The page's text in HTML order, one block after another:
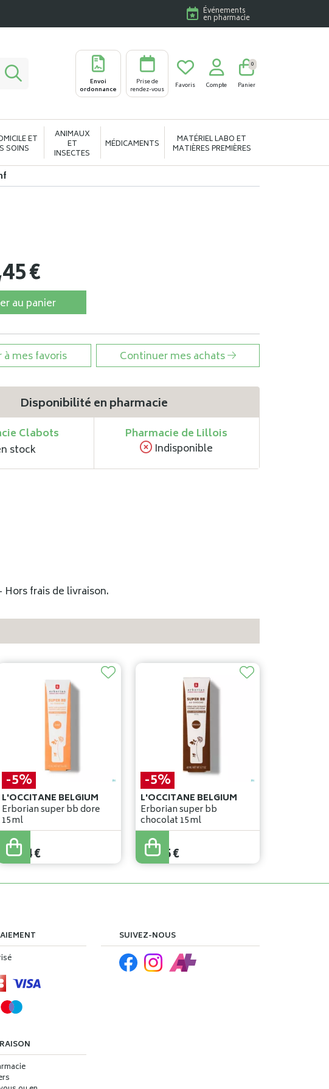
Événements
en pharmacie
Envoi
ordonnance
Prise de
rendez-vous
Favoris Compte Panier
0
ET
SOINS
ANIMAUX
ET
INSECTES
MÉDICAMENTS MATÉRIEL LABO ET
MATIÈRES PREMIÈRES
45€
au panier
mes favoris Continuer mes achats
Disponibilité en pharmacie
Clabots
stock
Pharmacie de Lillois
Indisponible
frais de livraison.
-5%
L'OCCITANE BELGIUM
Erborian super bb dore
15ml
21,94
20,84€
-5%
L'OCCITANE BELGIUM
Erborian super bb
chocolat 15ml
22,90
21,75€
SUIVEZ-NOUS